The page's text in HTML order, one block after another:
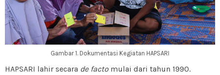
Gambar 1. Dokumentasi Kegiatan HAPSARI
HAPSARI lahir secara de facto mulai dari tahun 1990.